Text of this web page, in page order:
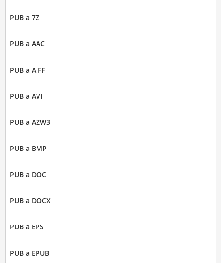
PUB a 7Z
PUB a AAC
PUB a AIFF
PUB a AVI
PUB a AZW3
PUB a BMP
PUB a DOC
PUB a DOCX
PUB a EPS
PUB a EPUB